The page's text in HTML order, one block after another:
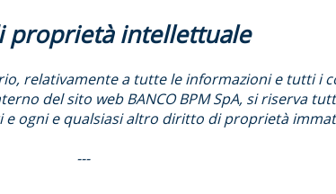
proprietà intellettuale
relativamente a tutte le informazioni e tutti i
del sito web BANCO BPM SpA, si riserva
ogni e qualsiasi altro diritto di proprietà
---